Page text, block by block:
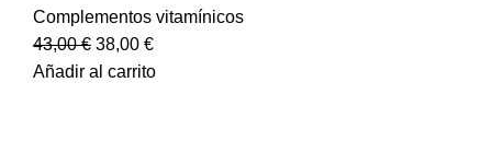
Complementos vitamínicos
43,00€ 38,00 €
Añadir al carrito